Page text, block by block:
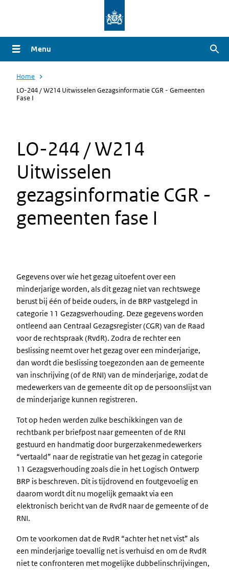
naar
de
gaan
Menu
Home
LO-244 / W214 Uitwisselen Gezagsinformatie CGR - Gemeenten
Fase I
LO-244 / W214
Uitwisselen
gezagsinformatie CGR -
gemeenten fase I
Gegevens over wie het gezag uitoefent over een
minderjarige worden, als dit gezag niet van rechtswege
berust bij één of beide ouders, in de BRP vastgelegd in
categorie 11 Gezagsverhouding. Deze gegevens worden
ontleend aan Centraal Gezagsregister (CGR) van de Raad
voor de rechtspraak (RvdR). Zodra de rechter een
beslissing neemt over het gezag over een minderjarige,
dan wordt die beslissing toegezonden aan de gemeente
van inschrijving (of de RNI) van de minderjarige, zodat de
medewerkers van de gemeente dit op de persoonslijst van
de minderjarige kunnen registreren.
Tot op heden werden zulke beschikkingen van de
rechtbank per briefpost naar gemeenten of de RNI
gestuurd en handmatig door burgerzakenmedewerkers
“vertaald” naar de registratie van het gezag in categorie
11 Gezagsverhouding zoals die in het Logisch Ontwerp
BRP is beschreven. Dit is tijdrovend en foutgevoelig en
daarom wordt dit nu mogelijk gemaakt via een
elektronisch bericht van de RvdR naar de gemeente of de
RNI.
Om te voorkomen dat de RvdR “achter het net vist” als
een minderjarige toevallig net is verhuisd en om de RvdR
niet te confronteren met mogelijke dubbelinschrijvingen,